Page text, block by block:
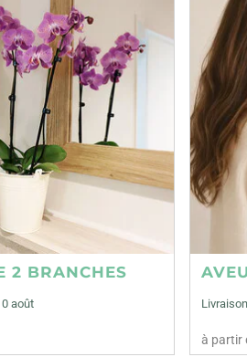
2 BRANCHES
août
à partir